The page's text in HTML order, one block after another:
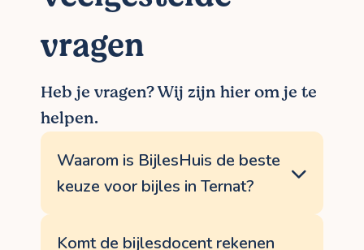
vragen
Heb je vragen? Wij zijn hier om je te
helpen.
Waarom is BijlesHuis de beste
keuze voor bijles in Ternat?
biedt, in combinatie met de beste
Komt de bijlesdocent rekenen